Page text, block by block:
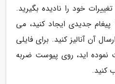
خود را نادیده بگیرید.
جدیدی ایجاد کنید، می
آن آنالیز کنید. برای فایلی
اید، روی پیوست ضربه
کنید.